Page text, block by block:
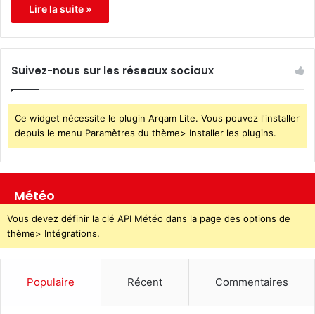
Lire la suite »
Suivez-nous sur les réseaux sociaux
Ce widget nécessite le plugin Arqam Lite. Vous pouvez l'installer
depuis le menu Paramètres du thème> Installer les plugins.
Météo
Vous devez définir la clé API Météo dans la page des options de
thème> Intégrations.
Populaire Récent Commentaires